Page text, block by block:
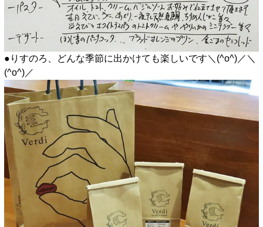
●りすのろ、どんな季節に出かけても楽しいです＼(^o^)／＼
(^o^)／